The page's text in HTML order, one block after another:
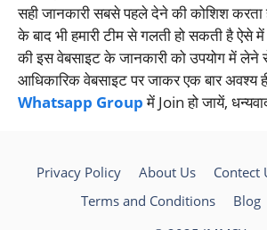
सही जानकारी सबसे पहले देने की कोशिश करता
के बाद भी हमारी टीम से गलती हो सकती है ऐसे
की इस वेबसाइट के जानकारी को उपयोग में लेने
आधिकारिक वेबसाइट पर जाकर एक बार अवश्य
Whatsapp Groupमें Join हो जायें,
Privacy Policy About Us Contect
Terms and Conditions
Blog